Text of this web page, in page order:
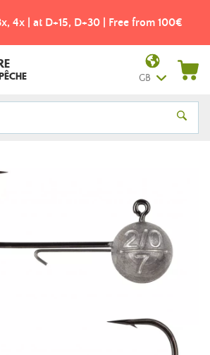
4x | at D+15, D+30 | Free from 100€
GB